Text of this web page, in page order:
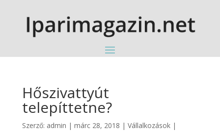
Hőszivattyút
telepíttetne?
Szerző: admin | márc 28, 2018 | Vállalkozások|